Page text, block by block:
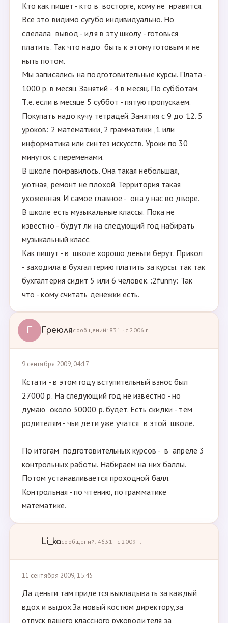
Кто как пишет - кто в восторге, кому не нравится.
Все это видимо сугубо индивидуально. Но
сделала вывод - идя в эту школу - готовься
платить. Так что надо быть к этому готовым и не
ныть потом.
Мы записались на подготовительные курсы. Плата -
1000 р. в месяц. Занятий - 4 в месяц. По субботам.
Т.е. если в месяце 5 суббот - пятую пропускаем.
Покупать надо кучу тетрадей. Занятия с 9 до 12. 5
уроков: 2 математики, 2 грамматики ,1 или
информатика или синтез искусств. Уроки по 30
минуток с переменами.
В школе понравилось. Она такая небольшая,
уютная, ремонт не плохой. Территория такая
ухоженная. И самое главное - она у нас во дворе.
В школе есть музыкальные классы. Пока не
известно - будут ли на следующий год набирать
музыкальный класс.
Как пишут - в школе хорошо деньги берут. Прикол
- заходила в бухгалтерию платить за курсы. так так
бухгалтерия сидит 5 или 6 человек. :2funny: Так
что - кому считать денежки есть.
Г Греюлясообщений: 831 · с 2006 г.
9 сентября 2009, 04:17
Кстати - в этом году вступительный взнос был
27000 р. На следующий год не известно - но
думаю около 30000 р. будет. Есть скидки - тем
родителям - чьи дети уже учатся в этой школе.
По итогам подготовительных курсов - в апреле 3
контрольных работы. Набираем на них баллы.
Потом устанавливается проходной балл.
Контрольная - по чтению, по грамматике
математике.
Li_kaсообщений: 4631 · с 2009 г.
11 сентября 2009, 15:45
Да деньги там придется выкладывать за каждый
вдох и выдох.За новый костюм директору,за
отпуск вашего классного руководителя,за